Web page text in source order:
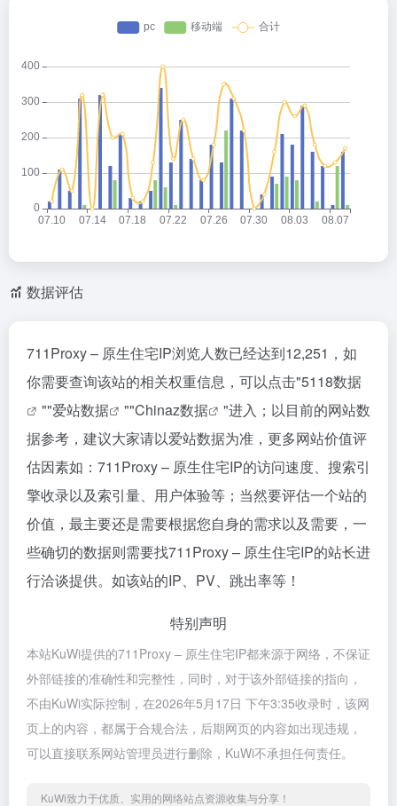
数据评估
711Proxy – 原生住宅IP浏览人数已经达到12,251，如
你需要查询该站的相关权重信息，可以点击"5118数据
""爱站数据 ""Chinaz数据
"进入；以目前的网站数
据参考，建议大家请以爱站数据为准，更多网站价值评
估因素如：711Proxy – 原生住宅IP的访问速度、搜索引
擎收录以及索引量、用户体验等；当然要评估一个站的
价值，最主要还是需要根据您自身的需求以及需要，一
些确切的数据则需要找711Proxy – 原生住宅IP的站长进
行洽谈提供。如该站的IP、PV、跳出率等！
特别声明
本站KuWi提供的711Proxy – 原生住宅IP都来源于网络，不保证
外部链接的准确性和完整性，同时，对于该外部链接的指向，
不由KuWi实际控制，在2026年5月17日 下午3:35收录时，该网
页上的内容，都属于合规合法，后期网页的内容如出现违规，
可以直接联系网站管理员进行删除，KuWi不承担任何责任。
KuWi致力于优质、实用的网络站点资源收集与分享！